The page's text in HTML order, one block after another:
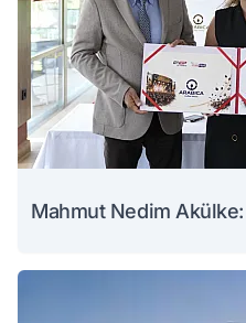
Mahmut Nedim Akülke: